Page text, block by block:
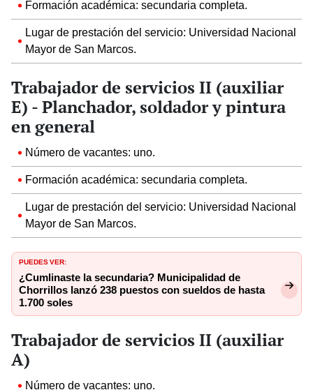
Formación académica: secundaria completa.
Lugar de prestación del servicio: Universidad Nacional
Mayor de San Marcos.
Trabajador de servicios II (auxiliar
E) - Planchador, soldador y pintura
en general
Número de vacantes: uno.
Formación académica: secundaria completa.
Lugar de prestación del servicio: Universidad Nacional
Mayor de San Marcos.
PUEDES VER:
¿Cumlinaste la secundaria? Municipalidad de
Chorrillos lanzó 238 puestos con sueldos de hasta
1.700 soles
Trabajador de servicios II (auxiliar
A)
Número de vacantes: uno.